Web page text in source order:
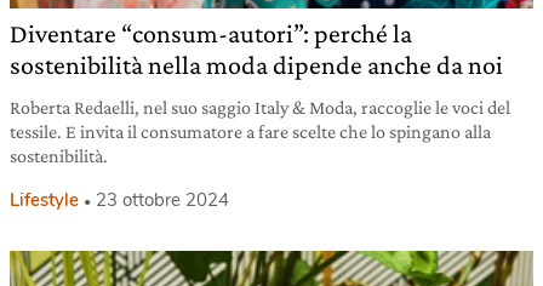
Diventare “consum-autori”: perché la
sostenibilità nella moda dipende anche da noi
Roberta Redaelli, nel suo saggio Italy & Moda, raccoglie le voci del
tessile. E invita il consumatore a fare scelte che lo spingano alla
sostenibilità.
Lifestyle 23 ottobre 2024